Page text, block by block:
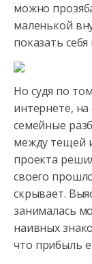
можно
маленькой
показать
Но судя по
интернете,
семейные
между тещей
проекта
своего
скрывает.
занималась
наивных
что прибыль